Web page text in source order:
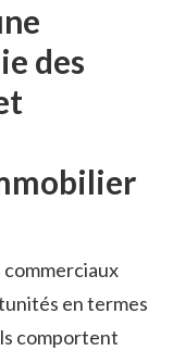
des
commerciaux‌
en ‍termes‍
comportent